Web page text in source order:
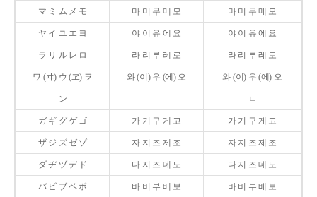
マ ミ ム メ モ 마 미 무 메 모 마 미 무 메 모
ヤ イ ユ エ ヨ 야 이 유 에 요 야 이 유 에 요
ラ リ ル レ ロ 라 리 루 레 로 라 리 루 레 로
ワ (ヰ) ウ (ヱ) ヲ 와 (이) 우 (에) 오 와 (이) 우 (에) 오
ン ㄴ
ガ ギ グ ゲ ゴ 가 기 구 게 고 가 기 구 게 고
ザ ジ ズ ゼ ゾ 자 지 즈 제 조 자 지 즈 제 조
ダ ヂ ヅ デ ド 다 지 즈 데 도 다 지 즈 데 도
バ ビ ブ ベ ボ 바 비 부 베 보 바 비 부 베 보